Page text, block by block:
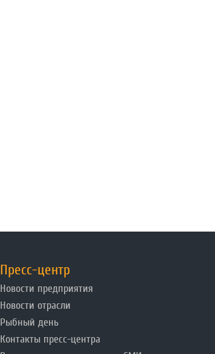
Пресс-центр
Новости предприятия
Новости отрасли
Рыбный день
Контакты пресс-центра